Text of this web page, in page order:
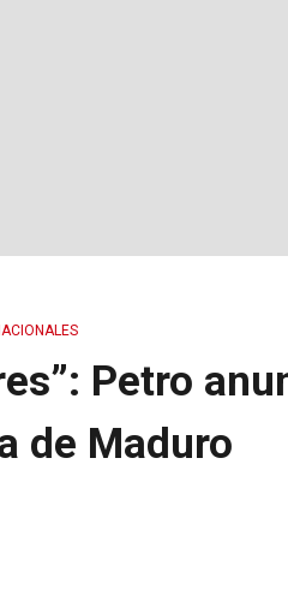
Petro
de Maduro